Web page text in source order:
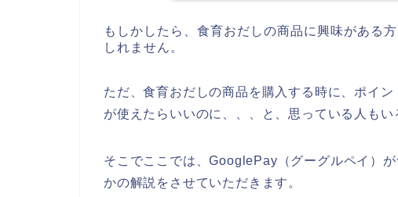
もしかしたら、食育おだしの商品に興味がある
しれません。
ただ、食育おだしの商品を購入する時に、ポイ
が使えたらいいのに、、、と、思っている人もい
そこでここでは、GooglePay（グーグルペイ）
かの解説をさせていただきます。